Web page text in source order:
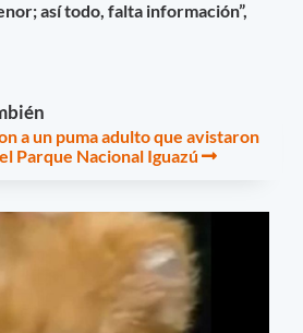
así todo, falta información”,
a un puma adulto que avistaron
Parque Nacional Iguazú